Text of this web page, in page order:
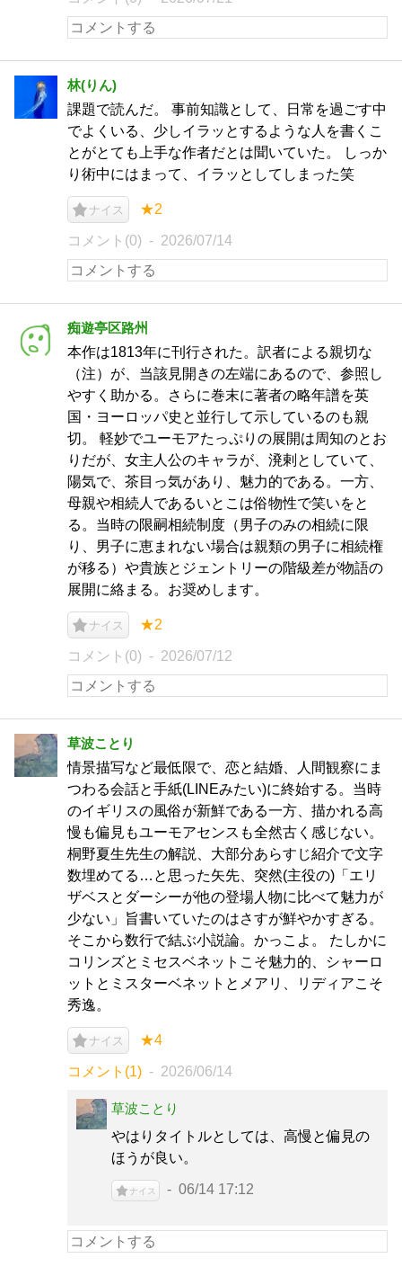
林(りん)
課題で読んだ。 事前知識として、日常を過ごす中
でよくいる、少しイラッとするような人を書くこ
とがとても上手な作者だとは聞いていた。 しっか
り術中にはまって、イラッとしてしまった笑
ナイス ★2
コメント(0) 2026/07/14
痴遊亭区路州
本作は1813年に刊行された。訳者による親切な
（注）が、当該見開きの左端にあるので、参照し
やすく助かる。さらに巻末に著者の略年譜を英
国・ヨーロッパ史と並行して示しているのも親
切。 軽妙でユーモアたっぷりの展開は周知のとお
りだが、女主人公のキャラが、溌剌としていて、
陽気で、茶目っ気があり、魅力的である。一方、
母親や相続人であるいとこは俗物性で笑いをと
る。当時の限嗣相続制度（男子のみの相続に限
り、男子に恵まれない場合は親類の男子に相続権
が移る）や貴族とジェントリーの階級差が物語の
展開に絡まる。お奨めします。
ナイス ★2
コメント(0) 2026/07/12
草波ことり
情景描写など最低限で、恋と結婚、人間観察にま
つわる会話と手紙(LINEみたい)に終始する。当時
のイギリスの風俗が新鮮である一方、描かれる高
慢も偏見もユーモアセンスも全然古く感じない。
桐野夏生先生の解説、大部分あらすじ紹介で文字
数埋めてる…と思った矢先、突然(主役の)「エリ
ザベスとダーシーが他の登場人物に比べて魅力が
少ない」旨書いていたのはさすが鮮やかすぎる。
そこから数行で結ぶ小説論。かっこよ。 たしかに
コリンズとミセスベネットこそ魅力的、シャーロ
ットとミスターベネットとメアリ、リディアこそ
秀逸。
ナイス ★4
コメント(1) 2026/06/14
草波ことり
やはりタイトルとしては、高慢と偏見の
ほうが良い。
ナイス 06/14 17:12